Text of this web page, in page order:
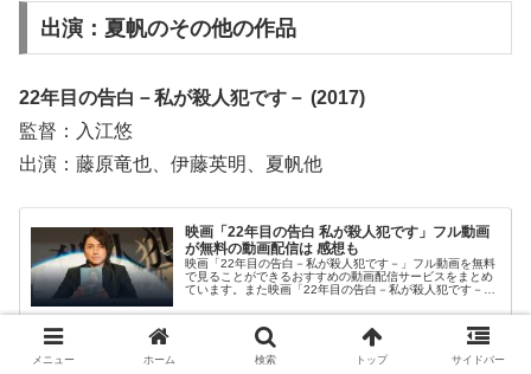
出演：夏帆のその他の作品
22年目の告白－私が殺人犯です－ (2017)
監督：入江悠
出演：藤原竜也、伊藤英明、夏帆他
映画「22年目の告白 私が殺人犯です」フル動画
が無料の動画配信は 感想も
映画「22年目の告白－私が殺人犯です－」フル動画を無料
で見ることができるおすすめの動画配信サービスをまとめ
ています。また映画「22年目の告白－私が殺人犯です－」
していますので、動画配信サービス選びや映画本編を見る
前の予備知識として役立ててください。
eigamihodaiosusume.com 2020.05.04
メニュー ホーム 検索 トップ サイドバー